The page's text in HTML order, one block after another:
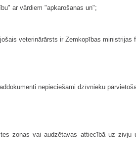
ar vārdiem "apkarošanas un";
veterinārārsts ir Zemkopības ministrijas
nepieciešami dzīvnieku
zonas vai audzētavas attiecībā uz